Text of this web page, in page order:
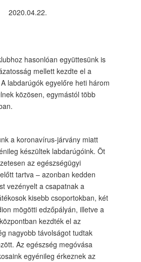
2020.04.22.
hasonlóan együttesünk is
mellett kezdte el a
labdarúgók egyelőre heti három
közösen, egymástól több
a koronavírus-járvány miatt
készültek labdarúgóink. Öt
az egészségügyi
tartva – azonban kedden
vezényelt a csapatnak a
kisebb csoportokban, két
mögötti edzőpályán, illetve a
kezdték el az
nagyobb távolságot tudtak
Az egészség megóvása
egyénileg érkeznek az